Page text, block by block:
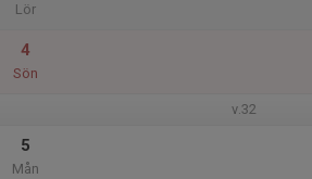
Lör
4
Sön
v.32
5
Mån